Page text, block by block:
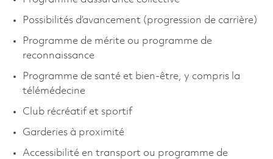
Possibilités d’avancement (progression de carrière)
Programme de mérite ou programme de
reconnaissance
Programme de santé et bien-être, y compris la
télémédecine
Club récréatif et sportif
Garderies à proximité
Accessibilité en transport ou programme de